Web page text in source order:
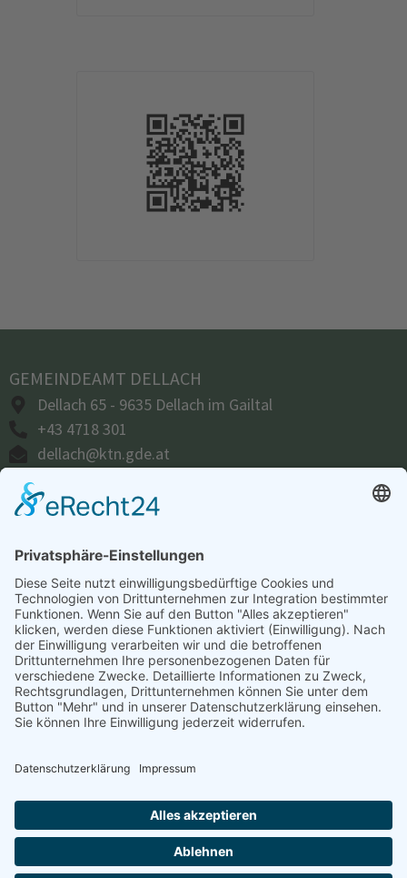
GEMEINDEAMT DELLACH
Dellach 65 - 9635 Dellach im Gailtal
+43 4718 301
dellach@ktn.gde.at
ÖFFNUNGSZEITEN
Montag bis Donnerstag:07.30 – 16.00 Uhr
Freitag:07.30 – 12.00 Uhr
Parteienverkehr:
Montag, Donnerstag, Freitag:08.00 – 12.00 Uhr
Dienstag:08.00 – 16.00 Uhr
Montag und Donnerstag nachmittags, sowie
Mittwoch nach vorheriger Terminvereinbarung.
2026
Gemeindeamt Dellach
Powered by
Creativomedia GmbH